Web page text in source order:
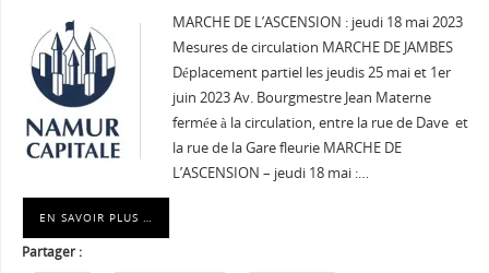
MARCHE DE L’ASCENSION : jeudi 18 mai 2023
Mesures de circulation MARCHE DE JAMBES
Déplacement partiel les jeudis 25 mai et 1er
juin 2023 Av. Bourgmestre Jean Materne
fermée à la circulation, entre la rue de Dave et
la rue de la Gare fleurie MARCHE DE
L’ASCENSION – jeudi 18 mai :…
EN SAVOIR PLUS …
Partager :